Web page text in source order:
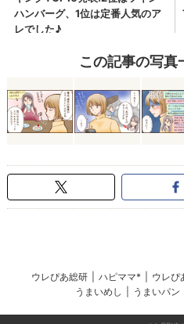
この記事の写真
ウレぴあ総研 ハピママ* ウレぴ
うまいめし
うまいパン